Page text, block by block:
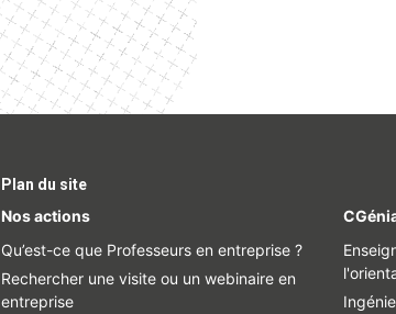
Plan du site
Nos actions
Qu’est-ce que Professeurs en entreprise ?
Rechercher une visite ou un webinaire en
entreprise